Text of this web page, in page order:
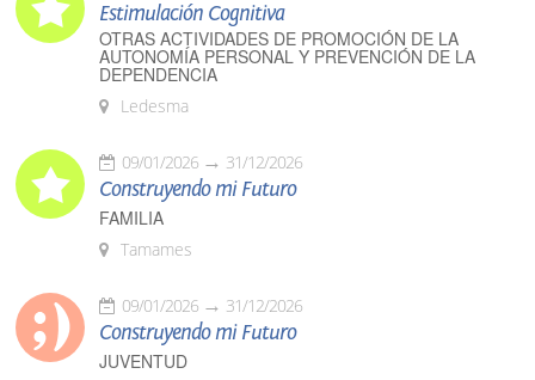
Estimulación Cognitiva
OTRAS ACTIVIDADES DE PROMOCIÓN DE LA
AUTONOMÍA PERSONAL Y PREVENCIÓN DE LA
DEPENDENCIA
Ledesma
09/01/2026 31/12/2026
Construyendo mi Futuro
FAMILIA
Tamames
09/01/2026 31/12/2026
Construyendo mi Futuro
JUVENTUD